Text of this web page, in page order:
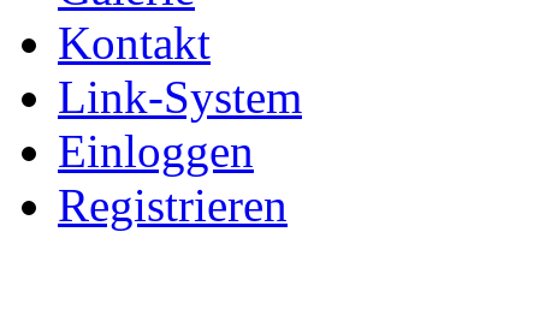
Kontakt
Link-System
Einloggen
Registrieren